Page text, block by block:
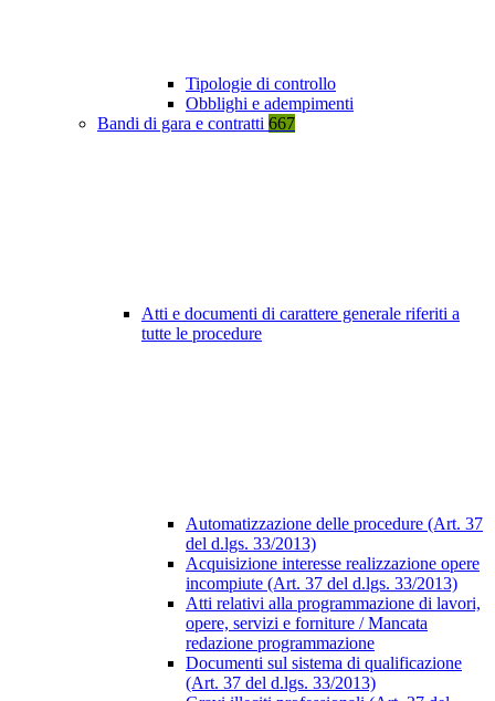
Tipologie di controllo
Obblighi e adempimenti
Bandi di gara e contratti 667
Atti e documenti di carattere generale riferiti a
tutte le procedure
Automatizzazione delle procedure (Art. 37
del d.lgs. 33/2013)
Acquisizione interesse realizzazione opere
incompiute (Art. 37 del d.lgs. 33/2013)
Atti relativi alla programmazione di lavori,
opere, servizi e forniture / Mancata
redazione programmazione
Documenti sul sistema di qualificazione
(Art. 37 del d.lgs. 33/2013)